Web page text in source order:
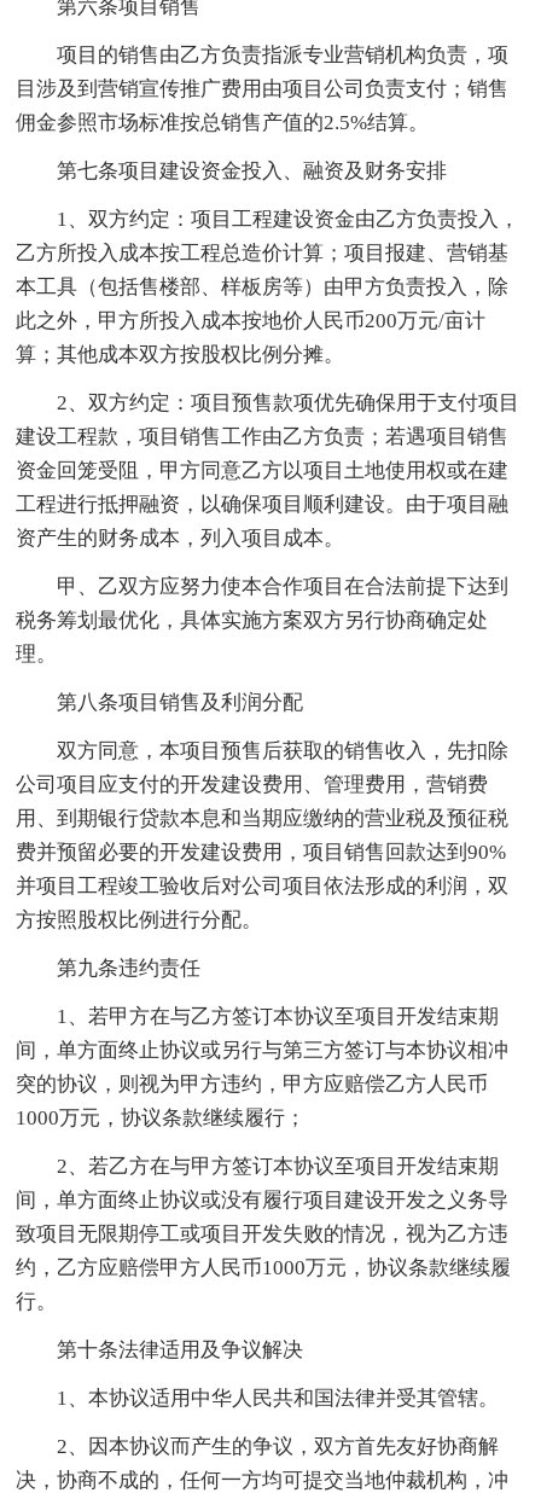
第六条项目销售
项目的销售由乙方负责指派专业营销机构负责，项
目涉及到营销宣传推广费用由项目公司负责支付；销售
佣金参照市场标准按总销售产值的2.5%结算。
第七条项目建设资金投入、融资及财务安排
1、双方约定：项目工程建设资金由乙方负责投入，
乙方所投入成本按工程总造价计算；项目报建、营销基
本工具（包括售楼部、样板房等）由甲方负责投入，除
此之外，甲方所投入成本按地价人民币200万元/亩计
算；其他成本双方按股权比例分摊。
2、双方约定：项目预售款项优先确保用于支付项目
建设工程款，项目销售工作由乙方负责；若遇项目销售
资金回笼受阻，甲方同意乙方以项目土地使用权或在建
工程进行抵押融资，以确保项目顺利建设。由于项目融
资产生的财务成本，列入项目成本。
甲、乙双方应努力使本合作项目在合法前提下达到
税务筹划最优化，具体实施方案双方另行协商确定处
理。
第八条项目销售及利润分配
双方同意，本项目预售后获取的销售收入，先扣除
公司项目应支付的开发建设费用、管理费用，营销费
用、到期银行贷款本息和当期应缴纳的营业税及预征税
费并预留必要的开发建设费用，项目销售回款达到90%
并项目工程竣工验收后对公司项目依法形成的利润，双
方按照股权比例进行分配。
第九条违约责任
1、若甲方在与乙方签订本协议至项目开发结束期
间，单方面终止协议或另行与第三方签订与本协议相冲
突的协议，则视为甲方违约，甲方应赔偿乙方人民币
1000万元，协议条款继续履行；
2、若乙方在与甲方签订本协议至项目开发结束期
间，单方面终止协议或没有履行项目建设开发之义务导
致项目无限期停工或项目开发失败的情况，视为乙方违
约，乙方应赔偿甲方人民币1000万元，协议条款继续履
行。
第十条法律适用及争议解决
1、本协议适用中华人民共和国法律并受其管辖。
2、因本协议而产生的争议，双方首先友好协商解
决，协商不成的，任何一方均可提交当地仲裁机构，冲